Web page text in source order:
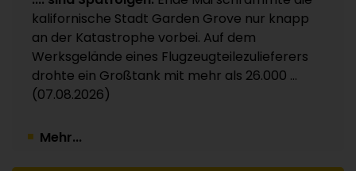
Kunststoffverpackungen an Investor Apax
Partners / 15 Werke betroffen
30.07.2026
kalifornische Stadt Garden Grove nur knapp
an der Katastrophe vorbei. Auf dem
Werksgelände eines Flugzeugteilezulieferers
drohte ein Großtank mit mehr als 26.000 ...
(07.08.2026)
Mehr...